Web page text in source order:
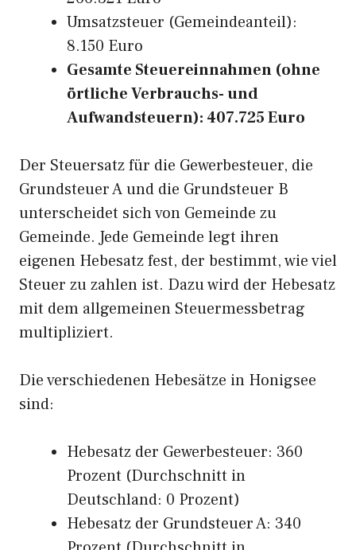
Umsatzsteuer (Gemeindeanteil):
8.150 Euro
Gesamte Steuereinnahmen (ohne
örtliche Verbrauchs- und
Aufwandsteuern): 407.725 Euro
Der Steuersatz für die Gewerbesteuer, die
Grundsteuer A und die Grundsteuer B
unterscheidet sich von Gemeinde zu
Gemeinde. Jede Gemeinde legt ihren
eigenen Hebesatz fest, der bestimmt, wie viel
Steuer zu zahlen ist. Dazu wird der Hebesatz
mit dem allgemeinen Steuermessbetrag
multipliziert.
Die verschiedenen Hebesätze in Honigsee
sind:
Hebesatz der Gewerbesteuer: 360
Prozent (Durchschnitt in
Deutschland: 0 Prozent)
Hebesatz der Grundsteuer A: 340